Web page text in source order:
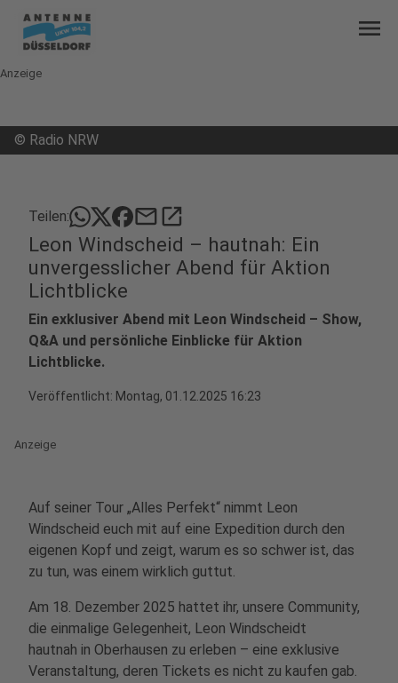
menu
Anzeige
© Radio NRW
Teilen: mailopen_in_new
Leon Windscheid – hautnah: Ein
unvergesslicher Abend für Aktion
Lichtblicke
Ein exklusiver Abend mit Leon Windscheid – Show,
Q&A und persönliche Einblicke für Aktion
Lichtblicke.
Veröffentlicht: Montag, 01.12.2025 16:23
Anzeige
Auf seiner Tour „Alles Perfekt“ nimmt Leon
Windscheid euch mit auf eine Expedition durch den
eigenen Kopf und zeigt, warum es so schwer ist, das
zu tun, was einem wirklich guttut.
Am 18. Dezember 2025 hattet ihr, unsere Community,
die einmalige Gelegenheit, Leon Windscheidt
hautnah in Oberhausen zu erleben – eine exklusive
Veranstaltung, deren Tickets es nicht zu kaufen gab.